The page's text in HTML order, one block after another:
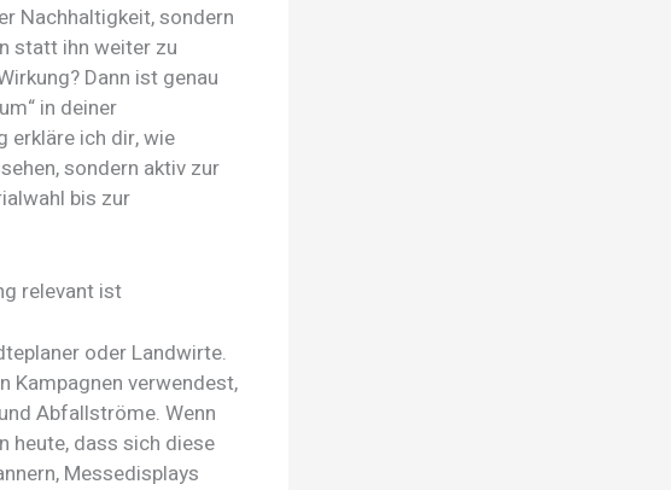
Nachhaltigkeit, sondern
statt ihn weiter zu
Dann ist genau
in deiner
erkläre ich dir, wie
sondern aktiv zur
bis zur
relevant ist
oder Landwirte.
Kampagnen verwendest,
Abfallströme. Wenn
heute, dass sich diese
Messedisplays